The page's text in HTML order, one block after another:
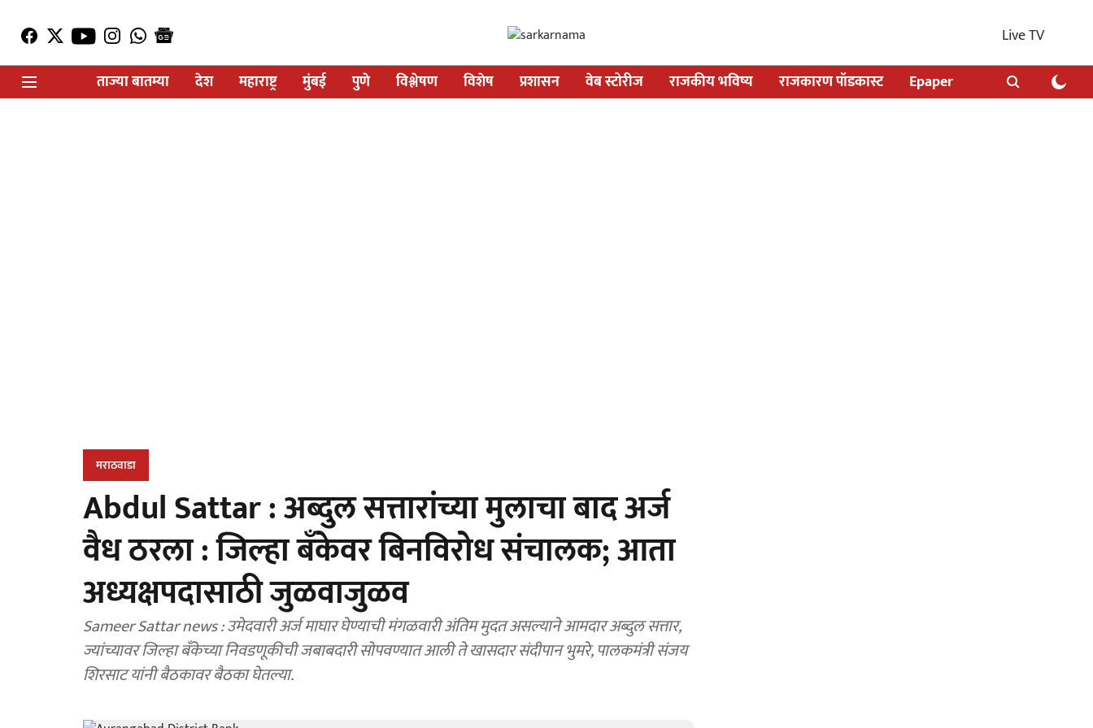
Live TV
ताज्या बातम्या
देश महाराष्ट्र मुंबई पुणे विश्लेषण विशेष प्रशासन वेब स्टोरीज राजकीय भविष्य राजकारण पॉडकास्ट Epaper
मराठवाडा
Abdul Sattar : अब्दुल सत्तारांच्या मुलाचा बाद अर्ज
वैध ठरला : जिल्हा बँकेवर बिनविरोध संचालक; आता
अध्यक्षपदासाठी जुळवाजुळव
Sameer Sattar news : उमेदवारी अर्ज माघार घेण्याची मंगळवारी अंतिम मुदत असल्याने आमदार अब्दुल सत्तार,
ज्यांच्यावर जिल्हा बँकेच्या निवडणूकीची जबाबदारी सोपवण्यात आली ते खासदार संदीपान भुमरे, पालकमंत्री संजय
शिरसाट यांनी बैठकावर बैठका घेतल्या.